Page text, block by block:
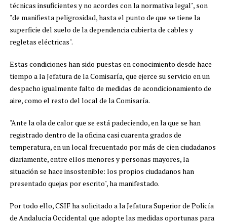
técnicas insuficientes y no acordes con la normativa legal", son
"de manifiesta peligrosidad, hasta el punto de que se tiene la
superficie del suelo de la dependencia cubierta de cables y
regletas eléctricas".
Estas condiciones han sido puestas en conocimiento desde hace
tiempo a la Jefatura de la Comisaría, que ejerce su servicio en un
despacho igualmente falto de medidas de acondicionamiento de
aire, como el resto del local de la Comisaría.
"Ante la ola de calor que se está padeciendo, en la que se han
registrado dentro de la oficina casi cuarenta grados de
temperatura, en un local frecuentado por más de cien ciudadanos
diariamente, entre ellos menores y personas mayores, la
situación se hace insostenible: los propios ciudadanos han
presentado quejas por escrito", ha manifestado.
Por todo ello, CSIF ha solicitado a la Jefatura Superior de Policía
de Andalucía Occidental que adopte las medidas oportunas para